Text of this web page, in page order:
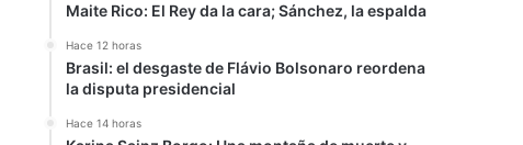
Maite Rico: El Rey da la cara; Sánchez, la espalda
Hace 12 horas
Brasil: el desgaste de Flávio Bolsonaro reordena
la disputa presidencial
Hace 14 horas